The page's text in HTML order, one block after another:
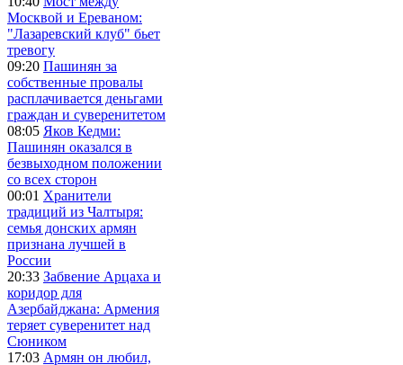
Москвой и Ереваном:
"Лазаревский клуб" бьет
тревогу
09:20 Пашинян за
собственные провалы
расплачивается деньгами
граждан и суверенитетом
08:05 Яков Кедми:
Пашинян оказался в
безвыходном положении
со всех сторон
00:01 Хранители
традиций из Чалтыря:
семья донских армян
признана лучшей в
России
20:33 Забвение Арцаха и
коридор для
Азербайджана: Армения
теряет суверенитет над
Сюником
17:03 Армян он любил,